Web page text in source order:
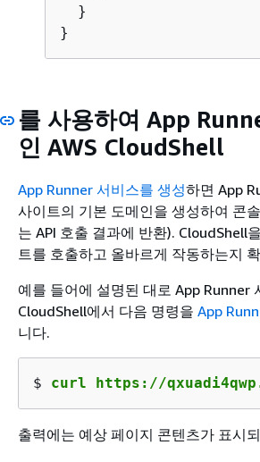
  }
}
를 사용하여 App
인 AWS CloudShell
App Runner 서비스를 생성하면 App
사이트의 기본 도메인을 생성하여 콘
는 API 호출 결과에 반환). CloudShell
트를 호출하고 올바르게 작동하는지
예를 들어에 설명된 대로 App Runner
CloudShell에서 다음 명령을 App
니다.
$ curl https://
출력에는 예상 페이지 콘텐츠가 표시